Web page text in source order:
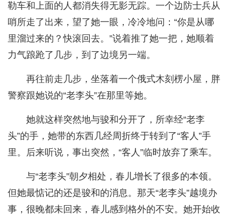
勒车和上面的人都消失得无影无踪。一个边防士兵从
哨所走了出来，望了她一眼，冷冷地问：“你是从哪
里溜过来的？快滚回去。”说着推了她一把，她顺着
力气踉跄了几步，到了边境另一端。
再往前走几步，坐落着一个俄式木刻楞小屋，胖
警察跟她说的“老李头”在那里等她。
她就这样突然地与骏和分开了，所幸经“老李
头”的手，她带的东西几经周折终于转到了“客人”手
里。后来听说，事出突然，“客人”临时放弃了乘车。
与“老李头”朝夕相处，春儿增长了很多的本领。
但她最惦记的还是骏和的消息。那天“老李头”越境办
事，很晚都未回来，春儿感到格外的不安。她开始收